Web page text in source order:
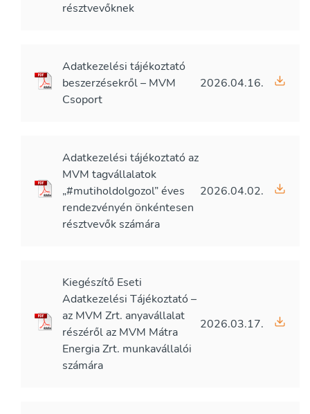
résztvevőknek
Adatkezelési tájékoztató
beszerzésekről – MVM
Csoport
2026.04.16.
Adatkezelési tájékoztató az
MVM tagvállalatok
„#mutiholdolgozol” éves
rendezvényén önkéntesen
résztvevők számára
2026.04.02.
Kiegészítő Eseti
Adatkezelési Tájékoztató –
az MVM Zrt. anyavállalat
részéről az MVM Mátra
Energia Zrt. munkavállalói
számára
2026.03.17.